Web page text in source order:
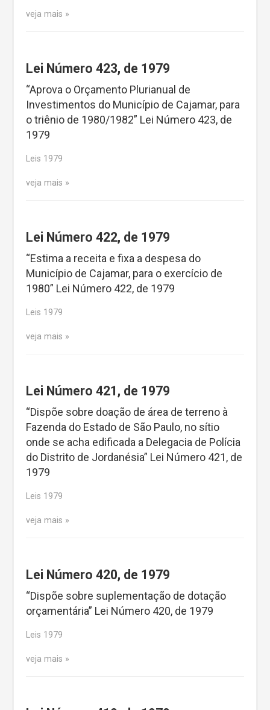
veja mais
Lei Número 423, de 1979
“Aprova o Orçamento Plurianual de
Investimentos do Município de Cajamar, para
o triênio de 1980/1982” Lei Número 423, de
1979
Leis 1979
veja mais
Lei Número 422, de 1979
“Estima a receita e fixa a despesa do
Município de Cajamar, para o exercício de
1980” Lei Número 422, de 1979
Leis 1979
veja mais
Lei Número 421, de 1979
“Dispõe sobre doação de área de terreno à
Fazenda do Estado de São Paulo, no sítio
onde se acha edificada a Delegacia de Polícia
do Distrito de Jordanésia” Lei Número 421, de
1979
Leis 1979
veja mais
Lei Número 420, de 1979
“Dispõe sobre suplementação de dotação
orçamentária” Lei Número 420, de 1979
Leis 1979
veja mais